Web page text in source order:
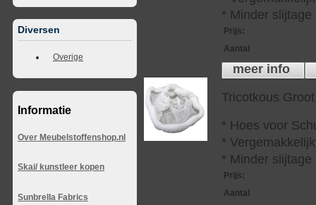
Diversen
Overige
Informatie
Over Meubelstoffenshop.nl
Skai/ kunstleer kopen
Sunbrella Fabrics
* Minder slijtage
Prijs:
Aantal
meer info
Tricotkous Groot
* Hoes voor
*
* Minder slijtage
Prijs:
Aantal